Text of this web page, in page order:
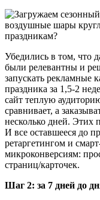
Убедились в том, что
были релевантны и
запускать рекламные
праздника за 1,5-2
сайт теплую
сравнивает, а
несколько дней. Этих
И все оставшееся до
ретаргетингом и
микроконверсиям:
страниц/карточек.
Шаг 2: за 7 дней до